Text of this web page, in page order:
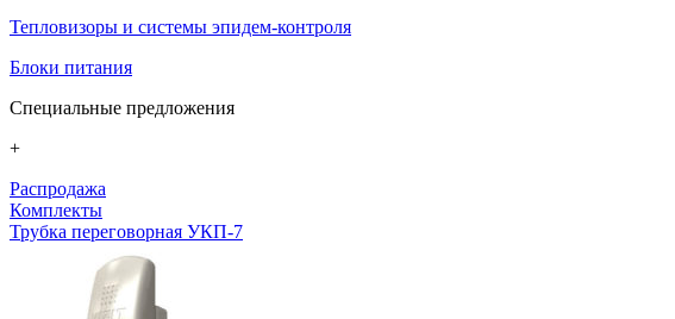
Тепловизоры и системы эпидем-контроля
Блоки питания
Специальные предложения
+
Распродажа
Комплекты
Трубка переговорная УКП-7